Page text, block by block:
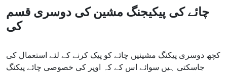
چائے کی پیکیجنگ مشین کی دوسری قسم
کی
کچھ دوسری پیکنگ مشینیں چائے کو پیک کرنے کے لئے استعمال کی
جاسکتی ہیں سوائے اس کے کہ اوپر کی خصوصی چائے پیکنگ